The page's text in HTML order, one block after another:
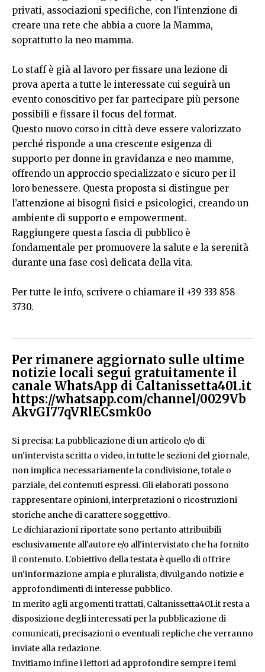
privati, associazioni specifiche, con l’intenzione di
creare una rete che abbia a cuore la Mamma,
soprattutto la neo mamma.
Lo staff è già al lavoro per fissare una lezione di
prova aperta a tutte le interessate cui seguirà un
evento conoscitivo per far partecipare più persone
possibili e fissare il focus del format.
Questo nuovo corso in città deve essere valorizzato
perché risponde a una crescente esigenza di
supporto per donne in gravidanza e neo mamme,
offrendo un approccio specializzato e sicuro per il
loro benessere. Questa proposta si distingue per
l’attenzione ai bisogni fisici e psicologici, creando un
ambiente di supporto e empowerment.
Raggiungere questa fascia di pubblico è
fondamentale per promuovere la salute e la serenità
durante una fase così delicata della vita.
Per tutte le info, scrivere o chiamare il +39 333 858
3730.
Per rimanere aggiornato sulle ultime
notizie locali segui gratuitamente il
canale WhatsApp di Caltanissetta401.it
https://whatsapp.com/channel/0029Vb
AkvGI77qVRlECsmk0o
Si precisa: La pubblicazione di un articolo e/o di
un'intervista scritta o video, in tutte le sezioni del giornale,
non implica necessariamente la condivisione, totale o
parziale, dei contenuti espressi. Gli elaborati possono
rappresentare opinioni, interpretazioni o ricostruzioni
storiche anche di carattere soggettivo.
Le dichiarazioni riportate sono pertanto attribuibili
esclusivamente all'autore e/o all'intervistato che ha fornito
il contenuto. L'obiettivo della testata è quello di offrire
un'informazione ampia e pluralista, divulgando notizie e
approfondimenti di interesse pubblico.
In merito agli argomenti trattati, Caltanissetta401.it resta a
disposizione degli interessati per la pubblicazione di
comunicati, precisazioni o eventuali repliche che verranno
inviate alla redazione.
Invitiamo infine i lettori ad approfondire sempre i temi